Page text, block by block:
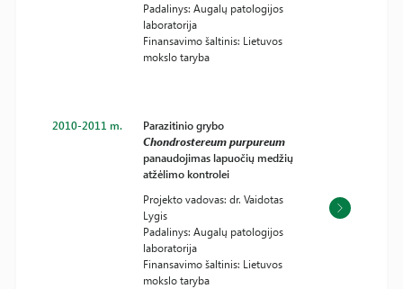
Padalinys: Augalų patologijos
laboratorija
Finansavimo šaltinis: Lietuvos
mokslo taryba
2010-2011 m.
Parazitinio grybo
Chondrostereum purpureum
panaudojimas lapuočių medžių
atžėlimo kontrolei
Projekto vadovas: dr. Vaidotas
Lygis
Padalinys: Augalų patologijos
laboratorija
Finansavimo šaltinis: Lietuvos
mokslo taryba